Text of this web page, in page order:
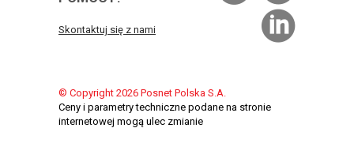
Skontaktuj się z nami
© Copyright 2026 Posnet Polska S.A.
Ceny i parametry techniczne podane na stronie
internetowej mogą ulec zmianie